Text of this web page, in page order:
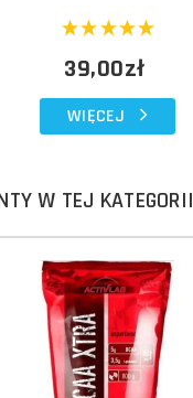
39,00zł
WIĘCEJ
W TEJ KATEGORII